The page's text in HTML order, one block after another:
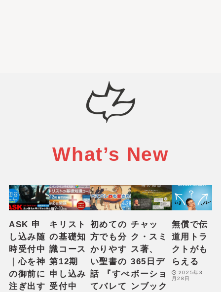
What’s New
ASK 申
し込み随
時受付中
｜心を神
の御前に
注ぎ出す
キリスト
の基礎知
識コース
第12期
申し込み
受付中
初めての
方でも分
かりやす
い聖書の
話 『すべ
てバレて
チャッ
ク・スミ
ス著、
365日デ
ボーショ
ンブック
無償で伝
道用トラ
クトがも
らえる
2025年3
月28日